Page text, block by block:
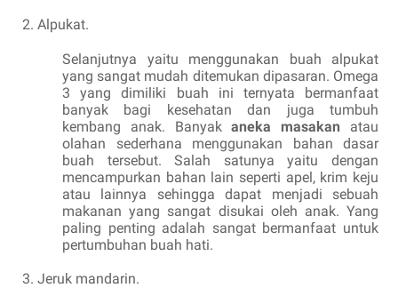
Alpukat.
Selanjutnya yaitu menggunakan buah alpukat
yang sangat mudah ditemukan dipasaran. Omega
3 yang dimiliki buah ini ternyata bermanfaat
banyak bagi kesehatan dan juga tumbuh
kembang anak. Banyakaneka masakan atau
olahan sederhana menggunakan bahan dasar
buah tersebut. Salah satunya yaitu dengan
mencampurkan bahan lain seperti apel, krim keju
atau lainnya sehingga dapat menjadi sebuah
makanan yang sangat disukai oleh anak. Yang
paling penting adalah sangat bermanfaat untuk
pertumbuhan buah hati.
Jeruk mandarin.